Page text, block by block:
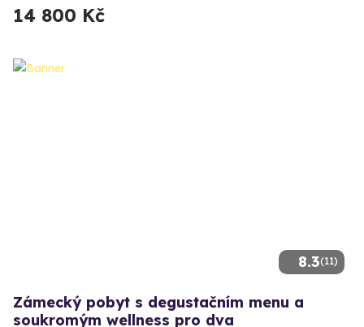
14 800 Kč
8.3(11)
Zámecký pobyt s degustačním menu a
soukromým wellness pro dva